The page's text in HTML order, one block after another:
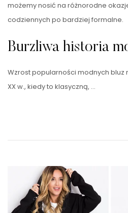
możemy nosić na różnorodne
codziennych po bardziej formalne.
Burzliwa historia
Wzrost popularności modnych bluz
XX w., kiedy to klasyczną, …